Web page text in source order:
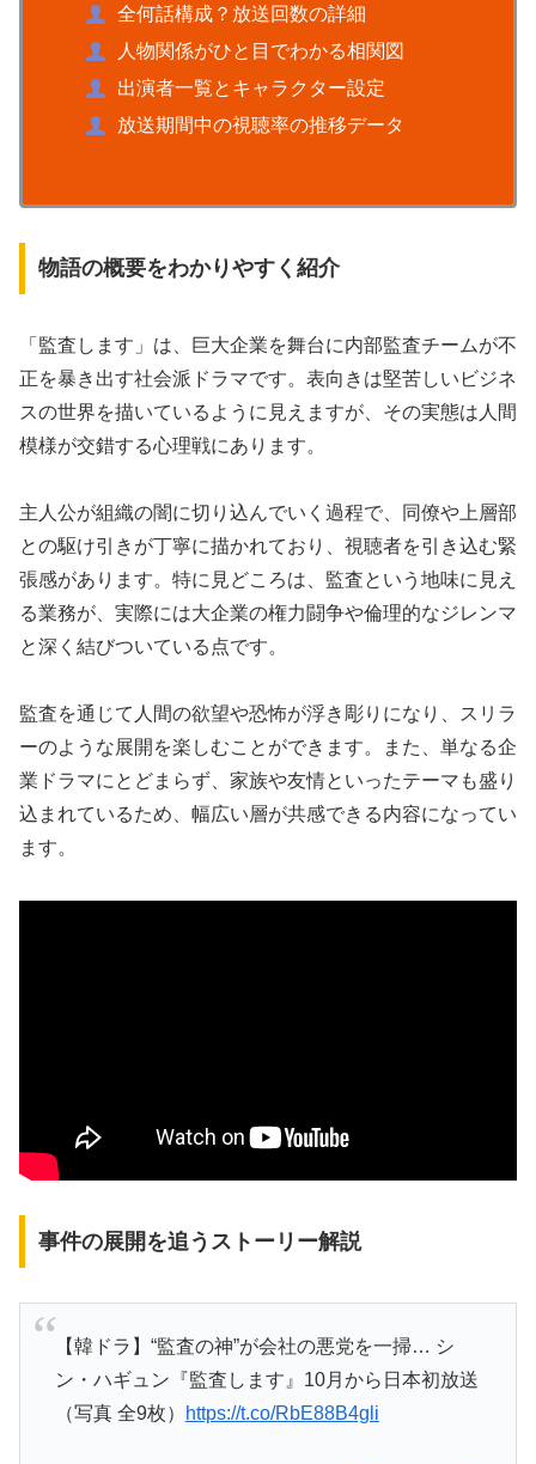
全何話構成？放送回数の詳細
人物関係がひと目でわかる相関図
出演者一覧とキャラクター設定
放送期間中の視聴率の推移データ
物語の概要をわかりやすく紹介
「監査します」は、巨大企業を舞台に内部監査チームが不
正を暴き出す社会派ドラマです。表向きは堅苦しいビジネ
スの世界を描いているように見えますが、その実態は人間
模様が交錯する心理戦にあります。
主人公が組織の闇に切り込んでいく過程で、同僚や上層部
との駆け引きが丁寧に描かれており、視聴者を引き込む緊
張感があります。特に見どころは、監査という地味に見え
る業務が、実際には大企業の権力闘争や倫理的なジレンマ
と深く結びついている点です。
監査を通じて人間の欲望や恐怖が浮き彫りになり、スリラ
ーのような展開を楽しむことができます。また、単なる企
業ドラマにとどまらず、家族や友情といったテーマも盛り
込まれているため、幅広い層が共感できる内容になってい
ます。
事件の展開を追うストーリー解説
【韓ドラ】“監査の神”が会社の悪党を一掃… シ
ン・ハギュン『監査します』10月から日本初放送
（写真 全9枚）
https://t.co/RbE88B4gli